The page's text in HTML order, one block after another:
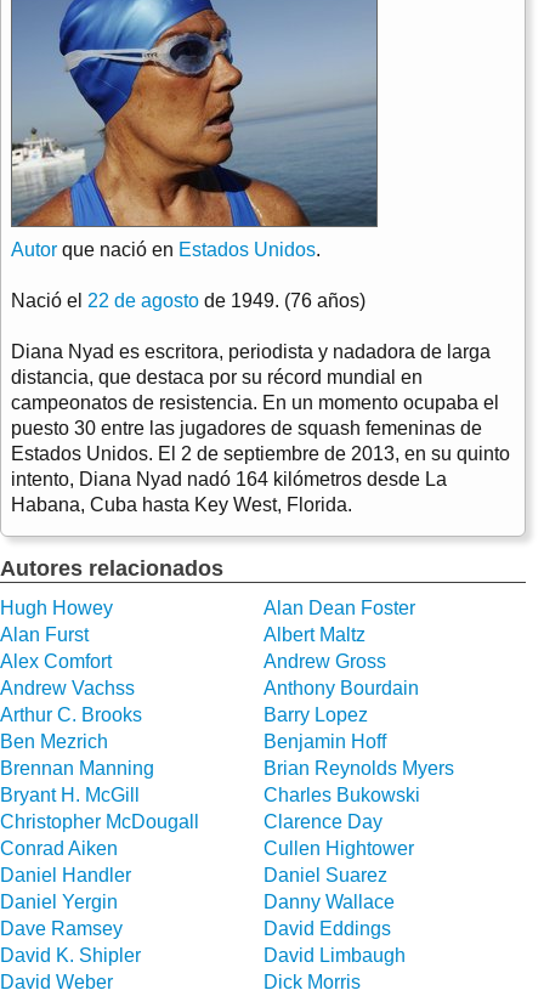
Autor que nació en Estados Unidos.
Nació el 22 de agosto de 1949. (76 años)
Diana Nyad es escritora, periodista y nadadora de larga
distancia, que destaca por su récord mundial en
campeonatos de resistencia. En un momento ocupaba el
puesto 30 entre las jugadores de squash femeninas de
Estados Unidos. El 2 de septiembre de 2013, en su quinto
intento, Diana Nyad nadó 164 kilómetros desde La
Habana, Cuba hasta Key West, Florida.
Autores relacionados
Hugh Howey
Alan Dean Foster
Alan Furst
Albert Maltz
Alex Comfort
Andrew Gross
Andrew Vachss
Anthony Bourdain
Arthur C. Brooks
Barry Lopez
Ben Mezrich
Benjamin Hoff
Brennan Manning
Brian Reynolds Myers
Bryant H. McGill
Charles Bukowski
Christopher McDougall
Clarence Day
Conrad Aiken
Cullen Hightower
Daniel Handler
Daniel Suarez
Daniel Yergin
Danny Wallace
Dave Ramsey
David Eddings
David K. Shipler
David Limbaugh
David Weber
Dick Morris